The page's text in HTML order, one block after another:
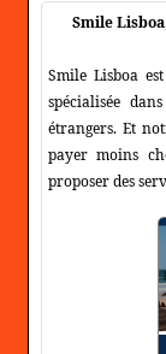
Smile
Smile Lisboa
spécialisée
étrangers. Et
payer moins
proposer des